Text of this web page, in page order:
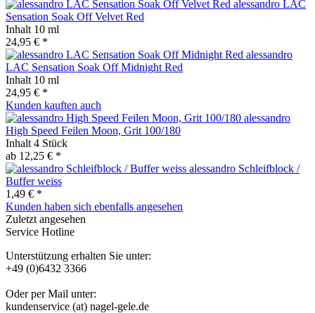
alessandro LAC
Sensation Soak Off Velvet Red
Inhalt 10 ml
24,95 € *
alessandro
LAC Sensation Soak Off Midnight Red
Inhalt 10 ml
24,95 € *
Kunden kauften auch
alessandro
High Speed Feilen Moon, Grit 100/180
Inhalt 4 Stück
ab 12,25 € *
alessandro Schleifblock /
Buffer weiss
1,49 € *
Kunden haben sich ebenfalls angesehen
Zuletzt angesehen
Service Hotline
Unterstützung erhalten Sie unter:
+49 (0)6432 3366
Oder per Mail unter:
kundenservice (at) nagel-gele.de